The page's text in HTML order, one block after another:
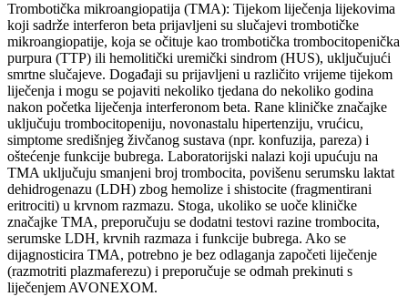
Trombotička mikroangiopatija (TMA): Tijekom liječenja lijekovima
koji sadrže interferon beta prijavljeni su slučajevi trombotičke
mikroangiopatije, koja se očituje kao trombotička trombocitopenička
purpura (TTP) ili hemolitički uremički sindrom (HUS), uključujući
smrtne slučajeve. Događaji su prijavljeni u različito vrijeme tijekom
liječenja i mogu se pojaviti nekoliko tjedana do nekoliko godina
nakon početka liječenja interferonom beta. Rane kliničke značajke
uključuju trombocitopeniju, novonastalu hipertenziju, vrućicu,
simptome središnjeg živčanog sustava (npr. konfuzija, pareza) i
oštećenje funkcije bubrega. Laboratorijski nalazi koji upućuju na
TMA uključuju smanjeni broj trombocita, povišenu serumsku laktat
dehidrogenazu (LDH) zbog hemolize i shistocite (fragmentirani
eritrociti) u krvnom razmazu. Stoga, ukoliko se uoče kliničke
značajke TMA, preporučuju se dodatni testovi razine trombocita,
serumske LDH, krvnih razmaza i funkcije bubrega. Ako se
dijagnosticira TMA, potrebno je bez odlaganja započeti liječenje
(razmotriti plazmaferezu) i preporučuje se odmah prekinuti s
liječenjem AVONEXOM.